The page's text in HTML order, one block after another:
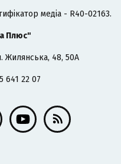
медіа - R40-02163.
Плюс"
Жилянська, 48, 50А
641 22 07